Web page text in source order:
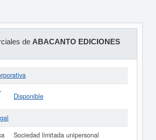
de ABACANTO EDICIONES
Disponible
Sociedad limitada unipersonal